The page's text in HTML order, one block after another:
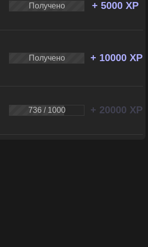
Получено + 5000 XP
Получено + 10000 XP
736 / 1000 + 20000 XP